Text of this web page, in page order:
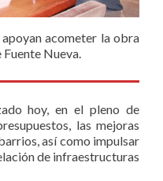
apoyan acometer la obra
Nueva.
hoy, en el pleno de
las mejoras
así como impulsar
de infraestructuras